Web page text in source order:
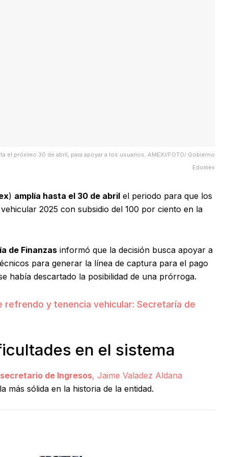
el próximo 30 de abril, para apoyar a los usuarios. AMEXI/FOTO/ Gobierno
Edomex
) amplía hasta el 30 de abril el periodo para que los
2025 con subsidio del 100 por ciento en la
de Finanzas informó que la decisión busca apoyar a
para generar la línea de captura para el pago
había descartado la posibilidad de una prórroga.
refrendo y tenencia vehicular: Secretaría de
en el sistema
de Ingresos, Jaime Valadez Aldana
más sólida en la historia de la entidad.